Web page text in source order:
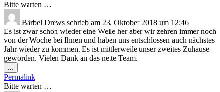
Bitte warten …
Bärbel Drews schrieb am 23. Oktober 2018 um 12:46
Es ist zwar schon wieder eine Weile her aber wir zehren immer noch
von der Woche bei Ihnen und haben uns entschlossen auch nächstes
Jahr wieder zu kommen. Es ist mittlerweile unser zweites Zuhause
geworden. Vielen Dank an das nette Team.
...
Metabox
ein-/ausblenden.
Permalink
Bitte warten …